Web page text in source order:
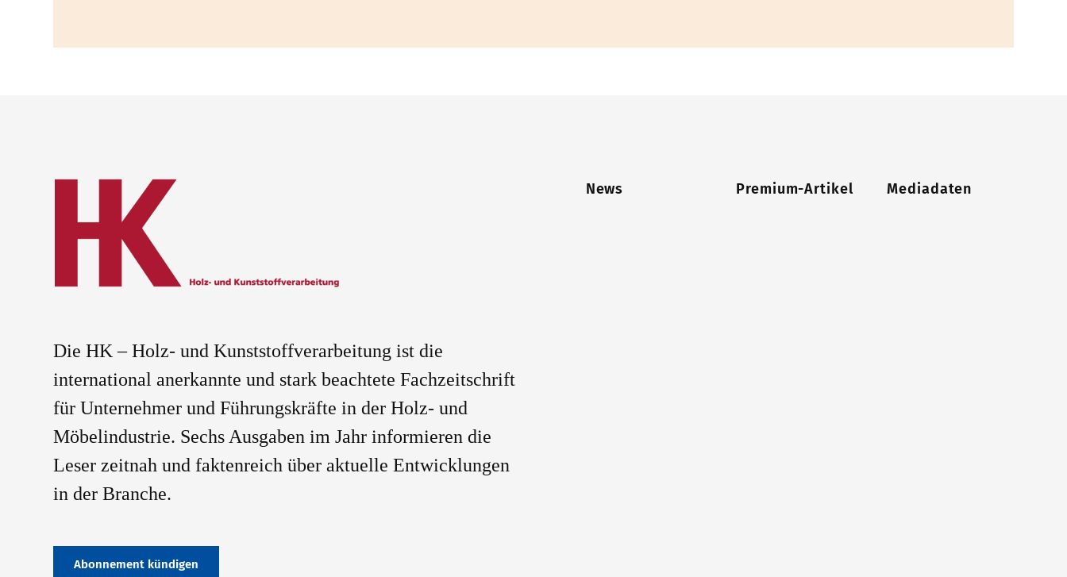
Die HK – Holz- und Kunststoffverarbeitung ist die
international anerkannte und stark beachtete Fachzeitschrift
für Unternehmer und Führungskräfte in der Holz- und
Möbelindustrie. Sechs Ausgaben im Jahr informieren die
Leser zeitnah und faktenreich über aktuelle Entwicklungen
in der Branche.
Abonnement kündigen
News Premium-Artikel Mediadaten